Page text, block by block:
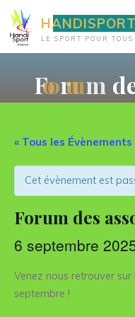
Aller
contenu
LE SPORT POUR TOUS
Fo
oru
um d
« Tous les Évènements
Cet évènement est
Forum des
6 septembre
Venez nous retrouver
septembre !